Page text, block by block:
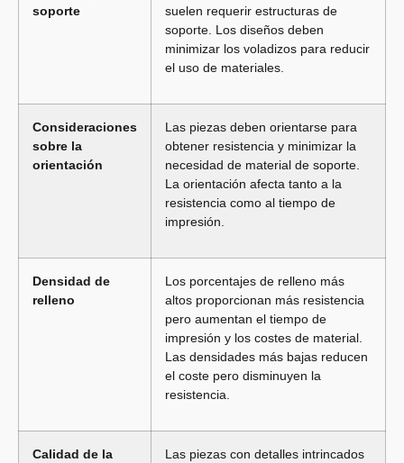
soporte
suelen requerir estructuras de
soporte. Los diseños deben
minimizar los voladizos para reducir
el uso de materiales.
Consideraciones
sobre la
orientación
Las piezas deben orientarse para
obtener resistencia y minimizar la
necesidad de material de soporte.
La orientación afecta tanto a la
resistencia como al tiempo de
impresión.
Densidad de
relleno
Los porcentajes de relleno más
altos proporcionan más resistencia
pero aumentan el tiempo de
impresión y los costes de material.
Las densidades más bajas reducen
el coste pero disminuyen la
resistencia.
Calidad de la
Las piezas con detalles intrincados